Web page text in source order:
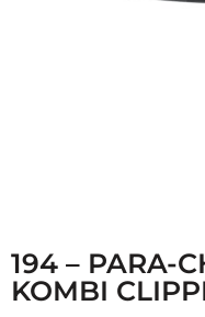
194 – PARA-
KOMBI